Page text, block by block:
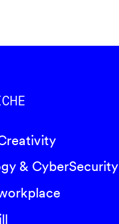
& CyberSecurity